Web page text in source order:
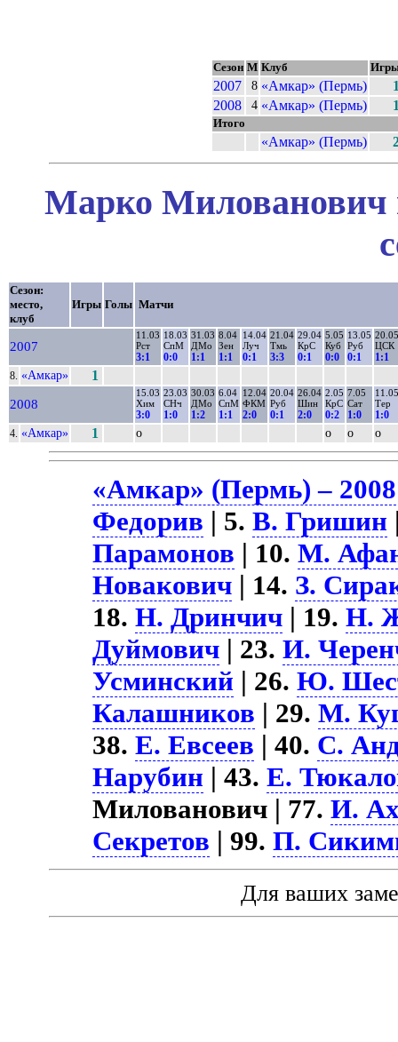
Сезон М Клуб
2007 8 «Амкар» (Пермь)
2008
4 «Амкар» (Пермь)
Итого
«Амкар» (Пермь)
Марко Милованович
Сезон:
место,
клуб
Игры Голы Матчи
2007
11.03
Рст
3:1
18.03
СпМ
0:0
31.03
ДМо
1:1
8.04
Зен
1:1
14.04
Луч
0:1
21.04
Тмь
3:3
29.04
КрС
0:1
5.05
Куб
0:0
13.05
Руб
0:1
20.05
ЦСК
1:1
8. «Амкар» 1
2008
15.03
Хим
3:0
23.03
СНч
1:0
30.03
ДМо
1:2
6.04
СпМ
1:1
12.04
ФКМ
2:0
20.04
Руб
0:1
26.04
Шин
2:0
2.05
КрС
0:2
7.05
Сат
1:0
11.05
Тер
1:0
4. «Амкар» 1 о о о о
«Амкар» (Пермь) – 2008
Федорив | 5.В. Гришин
Парамонов | 10.М.
Новакович | 14. З.
18.Н. Дринчич | 19.Н.
Дуймович | 23.И.
Усминский | 26.Ю.
Калашников | 29.М.
38.Е. Евсеев | 40. С.
Нарубин | 43.Е.
Милованович | 77.И.
Секретов | 99.П.
Для ваших